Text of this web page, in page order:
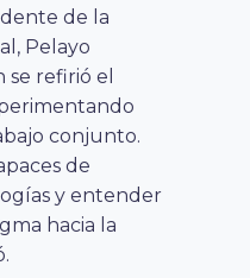
de la
Pelayo
se refirió el
conjunto.
de
y entender
hacia la